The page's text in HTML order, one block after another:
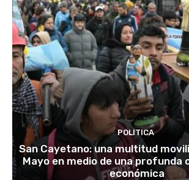
POLITICA
San Cayetano: una multitud
Mayo en medio de una profunda
económica